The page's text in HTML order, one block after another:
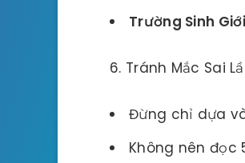
Trường Sinh Giới
Tránh Mắc Sai
Đừng chỉ dựa
Không nên